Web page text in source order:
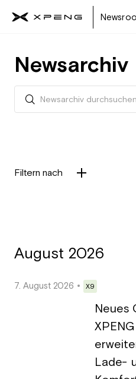
Newsarchiv
Filtern nach
August 2026
7. August 2026 X9
Neues
Lade-